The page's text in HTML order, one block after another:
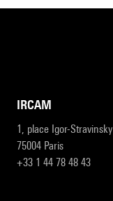
IRCAM
1, place Igor-Stravinsky
75004 Paris
+33 1 44 78 48 43